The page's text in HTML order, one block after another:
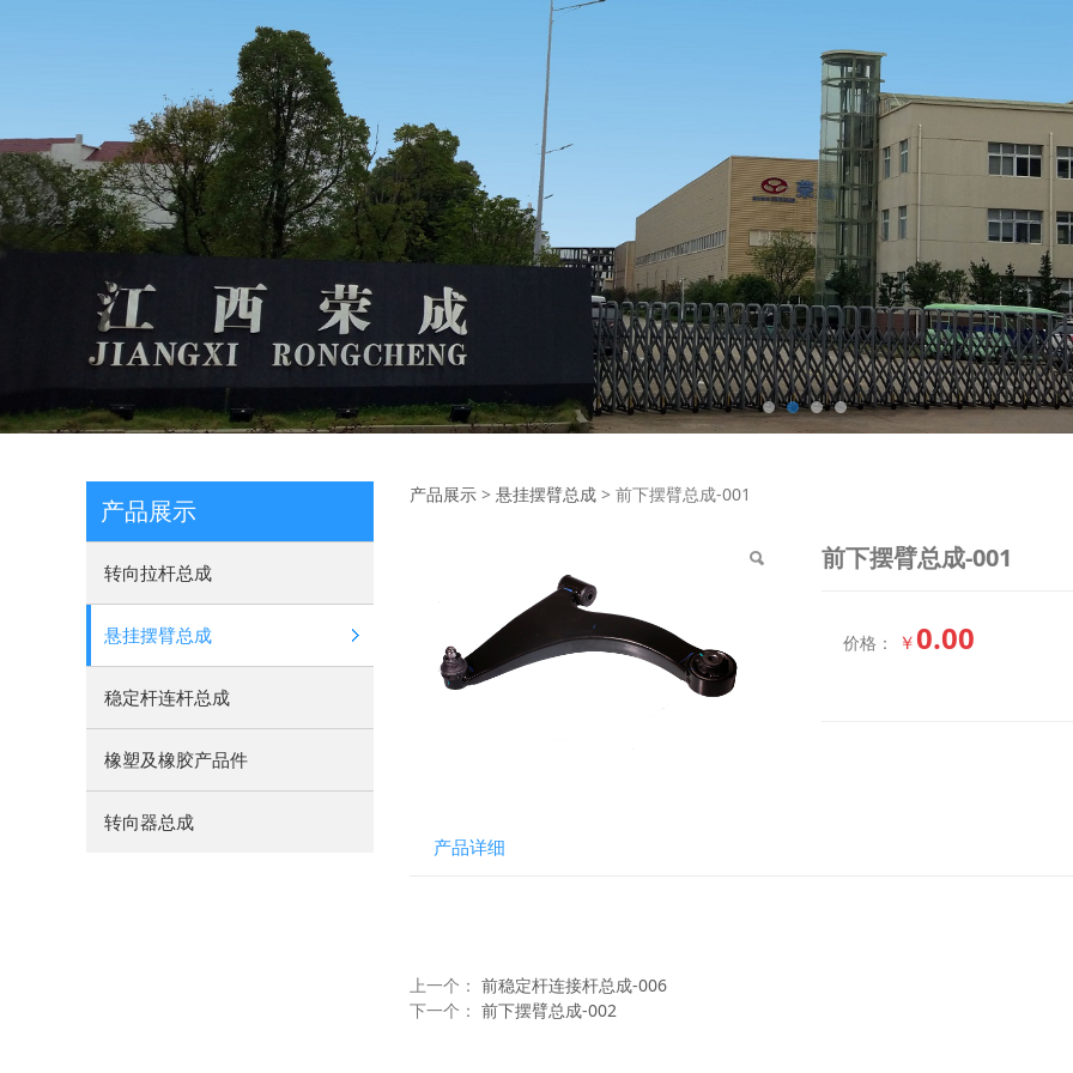
产品展示
转向拉杆总成
悬挂摆臂总成
稳定杆连杆总成
橡塑及橡胶产品件
转向器总成
前下摆臂总成-001
产品展示 > 悬挂摆臂总成 > 前下摆臂总成-001
前下摆臂总成-001
价格： ￥0.00
产品详细
上一个： 前稳定杆连接杆总成-006
下一个： 前下摆臂总成-002